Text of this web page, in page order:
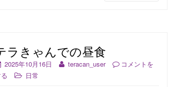
ラきゃんでの昼食
2025年10月16日 teracan_user
コメントを
日常